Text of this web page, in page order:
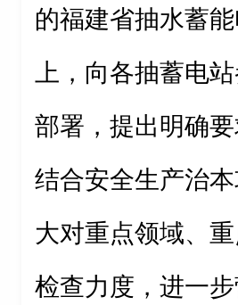
的福建省抽水蓄
上，向各抽蓄电
部署，提出明确要
结合安全生产治
大对重点领域、
检查力度，进一